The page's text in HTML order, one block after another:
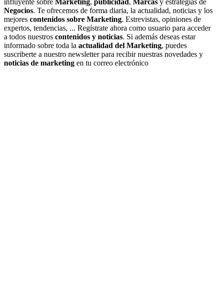
influyente sobre Marketing, publicidad , Marcas y estrategias de
Negocios. Te ofrecemos de forma diaria, la actualidad, noticias y los
mejores contenidos sobre Marketing. Estrevistas, opiniones de
expertos, tendencias, ... Regístrate ahora como usuario para acceder
a todos nuestros contenidos y noticias. Si además deseas estar
informado sobre toda la actualidad del Marketing, puedes
suscriberte a nuestro newsletter para recibir nuestras novedades y
noticias de marketing en tu correo electrónico